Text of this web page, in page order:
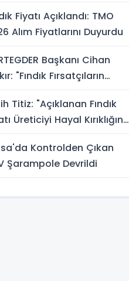
Fiyatı Açıklandı: TMO
Alım Fiyatlarını Duyurdu
Başkanı Cihan
"Fındık Fırsatçıların
Titiz: "Açıklanan Fındık
Üreticiyi Hayal Kırıklığına
Kontrolden Çıkan
Şarampole Devrildi